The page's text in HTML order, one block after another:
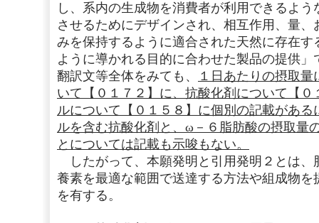
し、系内の生成物を消費者が利用できるよ
させるためにデザインされ、相互作用、量
みを保持するように適合された天然に存在
ように導かれる目的に合わせた製品の提供
翻訳文等全体をみても、
１日あたりの摂取
いて【０１７２】に、抗酸化剤について【
ルについて【０１５８】に個別の記載があ
ルを含む抗酸化剤と、ω－６脂肪酸の摂取量
とについては記載も示唆もない。
したがって、本願発明と引用発明２とは、
養素を最適な範囲で送達する方法や組成物
を有する。